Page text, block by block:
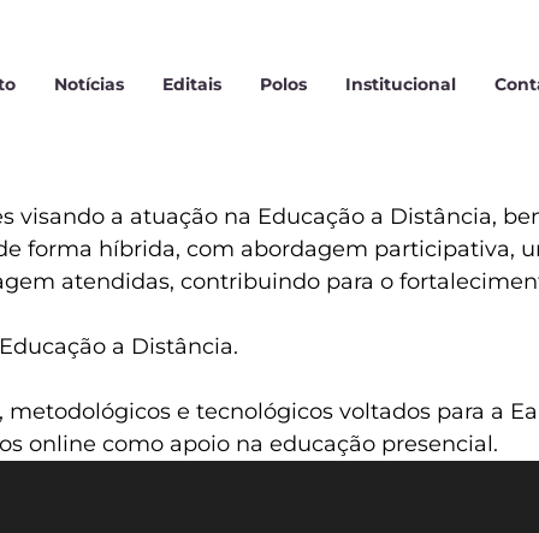
Notícias Editais Polos Institucional
a atuação na Educação a Distância,
forma híbrida, com abordagem participativa,
atendidas, contribuindo para o
a Distância.
e tecnológicos voltados para a
online como apoio na educação presencial.